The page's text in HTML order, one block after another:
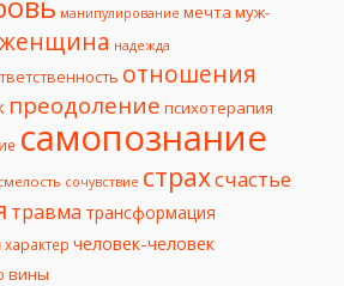
манипулирование мечта муж-
надежда
отношения
преодоление психотерапия
самопознание
сочувствие страхсчастье
травма трансформация
характер человек-человек
вины